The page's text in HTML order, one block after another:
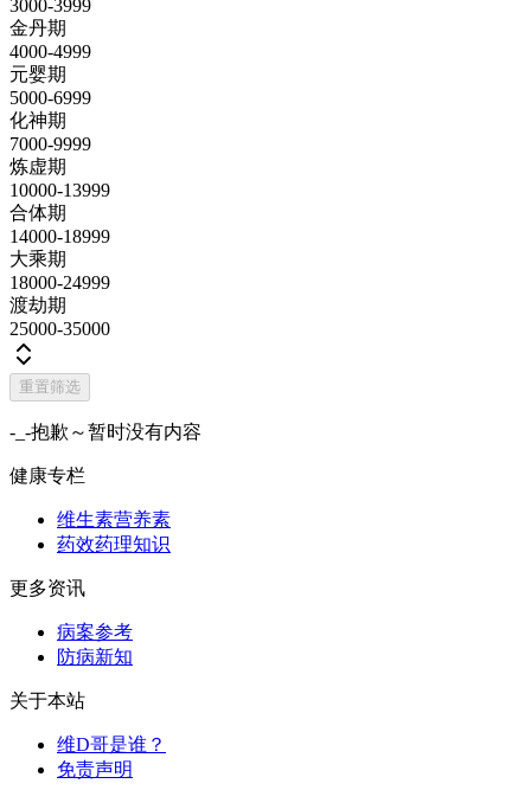
3000-3999
金丹期
4000-4999
元婴期
5000-6999
化神期
7000-9999
炼虚期
10000-13999
合体期
14000-18999
大乘期
18000-24999
渡劫期
25000-35000
重置筛选
-_-抱歉～暂时没有内容
健康专栏
维生素营养素
药效药理知识
更多资讯
病案参考
防病新知
关于本站
维D哥是谁？
免责声明